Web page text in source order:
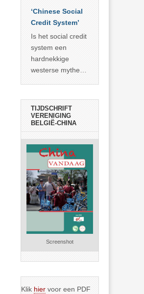
zien dat
… >> lees meer
voorbije veertig
jaar in slaagde
meer dan 800
miljoen mensen
uit de armoede
… >> lees meer
‘Chinese Social
Credit System’
Is het social credit
system een
hardnekkige
westerse mythe of
TIJDSCHRIFT
VERENIGING
BELGIË-CHINA
Screenshot
Klik hier voor een PDF